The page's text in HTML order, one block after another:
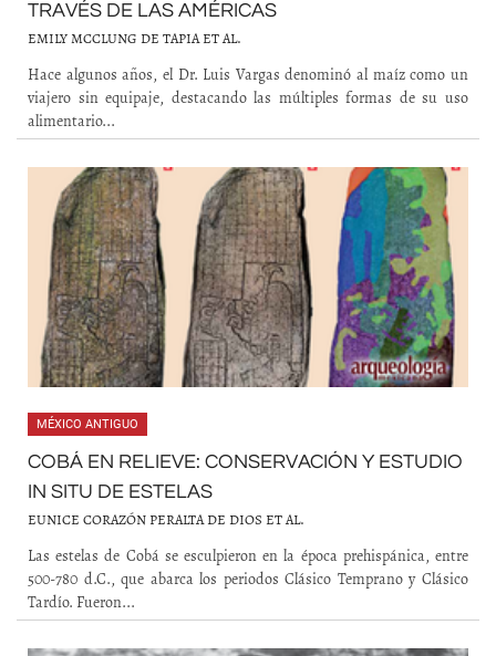
TRAVÉS DE LAS AMÉRICAS
EMILY MCCLUNG DE TAPIA ET AL.
Hace algunos años, el Dr. Luis Vargas denominó al maíz como un
viajero sin equipaje, destacando las múltiples formas de su uso
alimentario...
MÉXICO ANTIGUO
COBÁ EN RELIEVE: CONSERVACIÓN Y ESTUDIO
IN SITU DE ESTELAS
EUNICE CORAZÓN PERALTA DE DIOS ET AL.
Las estelas de Cobá se esculpieron en la época prehispánica, entre
500-780 d.C., que abarca los periodos Clásico Temprano y Clásico
Tardío. Fueron...